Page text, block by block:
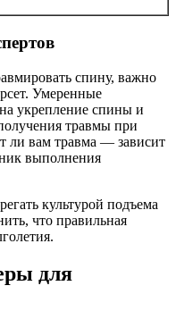
спину, важно
Умеренные
укрепление спины и
травмы при
ли вам травма — зависит
выполнения
культурой подъема
что правильная
для